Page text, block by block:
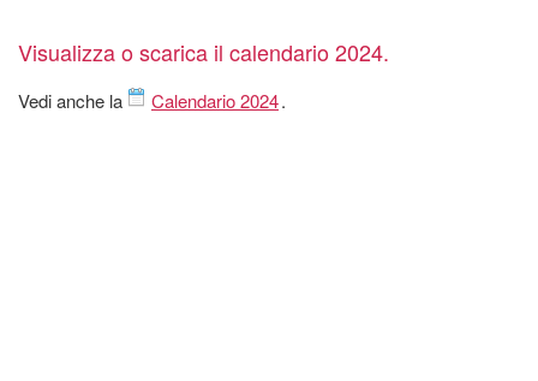
Visualizza o scarica il calendario 2024.
Vedi anche la Calendario 2024.